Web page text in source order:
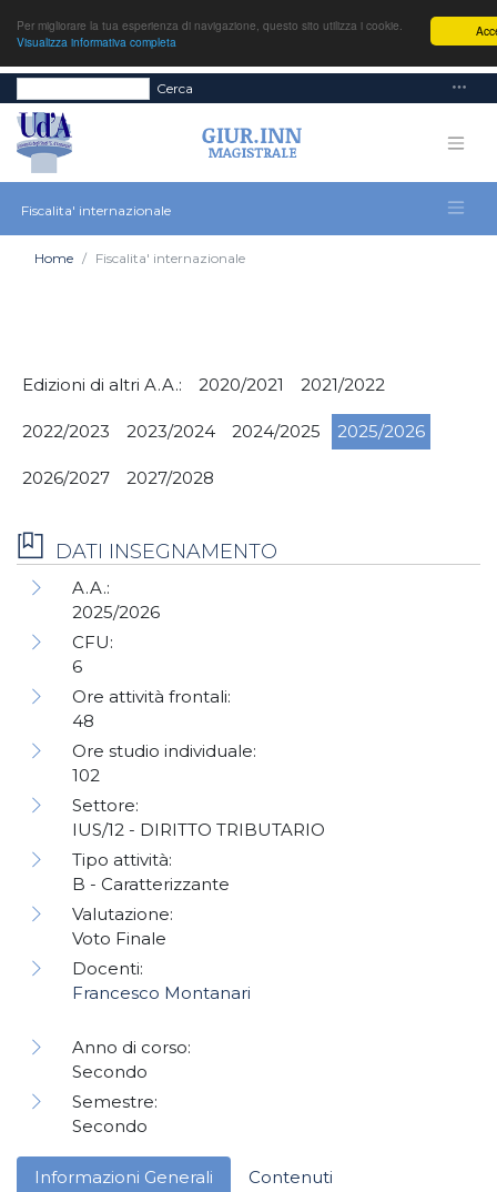
Per migliorare la tua esperienza di navigazione, questo sito utilizza i cookie.
Visualizza informativa completa
Cerca
Fiscalita' internazionale
Home Fiscalita' internazionale
Edizioni di altri A.A.: 2020/2021 2021/2022
2022/2023 2023/2024 2024/2025 2025/2026
2026/2027 2027/2028
Informazioni Generali
Contenuti
DATI INSEGNAMENTO
A.A.:
2025/2026
CFU:
6
Ore attività frontali:
48
Ore studio individuale:
102
Settore:
IUS/12 - DIRITTO TRIBUTARIO
Tipo attività:
B - Caratterizzante
Valutazione:
Voto Finale
Docenti:
Francesco Montanari
Anno di corso:
Secondo
Semestre:
Secondo